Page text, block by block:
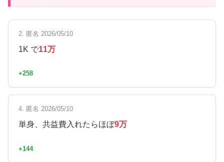
2. 匿名 2026/05/10
1K で11万
+258
4. 匿名 2026/05/10
単身、共益費入れたらほぼ9万
+144